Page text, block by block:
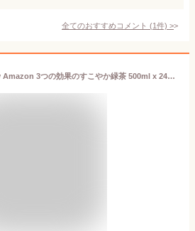
全てのおすすめコメント (1件) >
[機能性表示食品] by Amazon 3つの効果のすこやか緑茶 500ml x 24本 脂肪の吸収を抑える 血糖値の上昇を穏やかに おなかの調子を整える 国産茶葉100%使用